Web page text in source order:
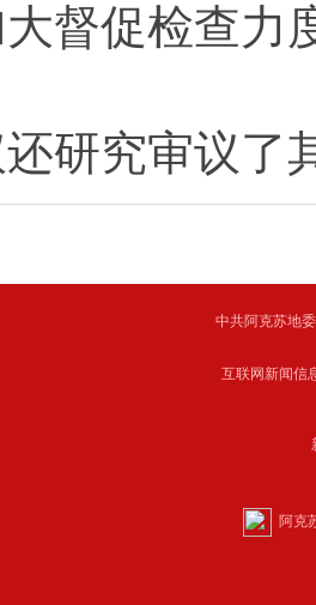
督促检查力
究审议了
中共阿克苏地
互联网新闻
阿克